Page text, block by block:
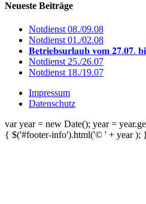
Neueste Beiträge
Notdienst 08./09.08
Notdienst 01./02.08
𝐁𝐞𝐭𝐫𝐢𝐞𝐛𝐬𝐮𝐫𝐥𝐚𝐮𝐛 𝐯𝐨𝐦 𝟐𝟕.𝟎𝟕.
Notdienst 25./26.07
Notdienst 18./19.07
Impressum
Datenschutz
var year = new Date(); year =
{ $('#footer-info').html('© ' + year );